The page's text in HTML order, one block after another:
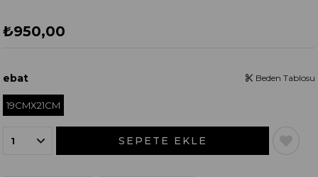
₺950,00
ebat
19CMX21CM
Beden Tablosu